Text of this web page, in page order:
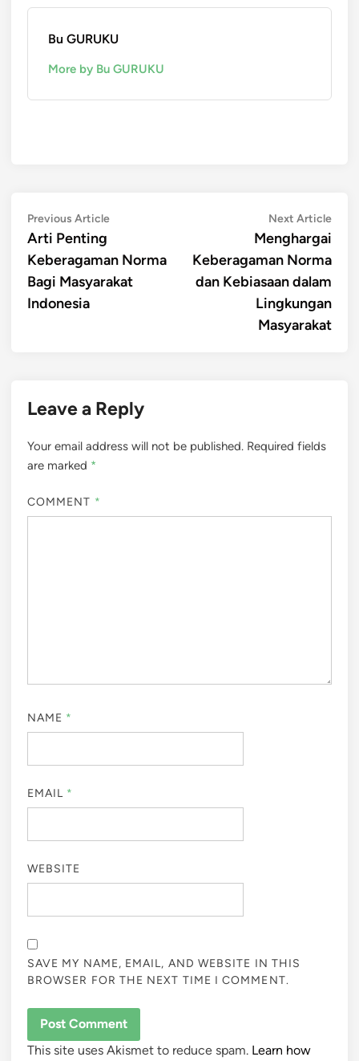
Bu GURUKU
More by Bu GURUKU
Post
navigation
Previous ArticlePrevious
Arti Penting
Keberagaman Norma
Bagi Masyarakat
Indonesia
Next ArticleNext
Menghargai
Keberagaman Norma
dan Kebiasaan dalam
Lingkungan
Masyarakat
Leave a Reply
Your email address will not be published. Required fields
are marked *
COMMENT *
NAME *
EMAIL *
WEBSITE
SAVE MY NAME, EMAIL, AND WEBSITE IN THIS
BROWSER FOR THE NEXT TIME I COMMENT.
This site uses Akismet to reduce spam. Learn how